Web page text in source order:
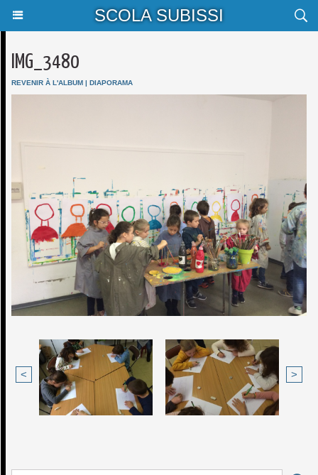
SCOLA SUBISSI
IMG_3480
REVENIR À L'ALBUM | DIAPORAMA
< >